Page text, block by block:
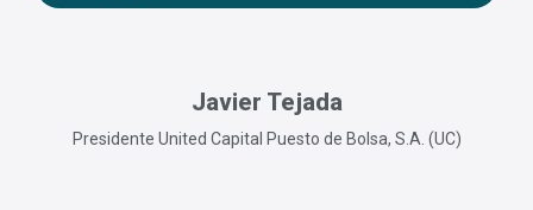
Javier Tejada
Presidente United Capital Puesto de Bolsa, S.A. (UC)